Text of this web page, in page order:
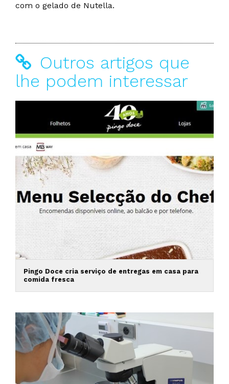
com o gelado de Nutella.
Outros artigos que
lhe podem interessar
Pingo Doce cria serviço de entregas em casa para
comida fresca